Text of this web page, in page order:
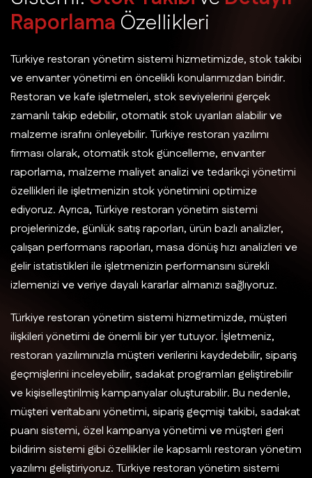
Raporlama Özellikleri
Türkiye restoran yönetim sistemi hizmetimizde, stok takibi
ve envanter yönetimi en öncelikli konularımızdan biridir.
Restoran ve kafe işletmeleri, stok seviyelerini gerçek
zamanlı takip edebilir, otomatik stok uyarıları alabilir ve
malzeme israfını önleyebilir. Türkiye restoran yazılımı
firması olarak, otomatik stok güncelleme, envanter
raporlama, malzeme maliyet analizi ve tedarikçi yönetimi
özellikleri ile işletmenizin stok yönetimini optimize
ediyoruz. Ayrıca, Türkiye restoran yönetim sistemi
projelerinizde, günlük satış raporları, ürün bazlı analizler,
çalışan performans raporları, masa dönüş hızı analizleri ve
gelir istatistikleri ile işletmenizin performansını sürekli
izlemenizi ve veriye dayalı kararlar almanızı sağlıyoruz.
Türkiye restoran yönetim sistemi hizmetimizde, müşteri
ilişkileri yönetimi de önemli bir yer tutuyor. İşletmeniz,
restoran yazılımınızla müşteri verilerini kaydedebilir, sipariş
geçmişlerini inceleyebilir, sadakat programları geliştirebilir
ve kişiselleştirilmiş kampanyalar oluşturabilir. Bu nedenle,
müşteri veritabanı yönetimi, sipariş geçmişi takibi, sadakat
puanı sistemi, özel kampanya yönetimi ve müşteri geri
bildirim sistemi gibi özellikler ile kapsamlı restoran yönetim
yazılımı geliştiriyoruz. Türkiye restoran yönetim sistemi